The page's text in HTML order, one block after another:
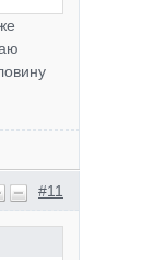
#11